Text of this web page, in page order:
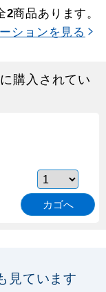
2商品あります。
ションを見る
購入されてい
カゴへ
見ています